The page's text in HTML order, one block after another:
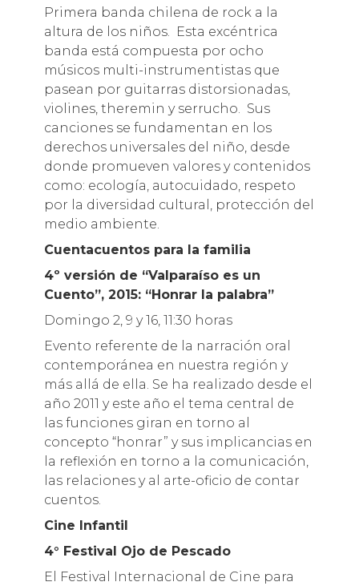
Primera banda chilena de rock a la
altura de los niños. Esta excéntrica
banda está compuesta por ocho
músicos multi-instrumentistas que
pasean por guitarras distorsionadas,
violines, theremin y serrucho. Sus
canciones se fundamentan en los
derechos universales del niño, desde
donde promueven valores y contenidos
como: ecología, autocuidado, respeto
por la diversidad cultural, protección del
medio ambiente.
Cuentacuentos para la familia
4º versión de “Valparaíso es un
Cuento”, 2015: “Honrar la palabra”
Domingo 2, 9 y 16, 11:30 horas
Evento referente de la narración oral
contemporánea en nuestra región y
más allá de ella. Se ha realizado desde el
año 2011 y este año el tema central de
las funciones giran en torno al
concepto “honrar” y sus implicancias en
la reflexión en torno a la comunicación,
las relaciones y al arte-oficio de contar
cuentos.
Cine Infantil
4° Festival Ojo de Pescado
El Festival Internacional de Cine para